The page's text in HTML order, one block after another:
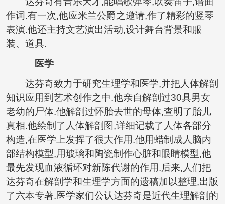
作词.有一次,他应米兰公爵之邀请,作了精彩的竖琴
表演.他还主持文艺演出活动,设计舞台背景和服
装、道具.
医学
达芬奇致力于研究生理学和医学,并把人体解剖
知识应用到艺术创作之中.他亲自解剖过30具男女
老幼的尸体.他解剖过怀胎去世的母体,查明了胎儿
真相.他绘制了人体解剖图,详细记载了人体各部分
构造,在医学上发挥了很大作用.他用蜡制成人脑内
部结构模型,用玻璃和陶瓷制作心脏和眼睛模型,他
最先发现血液循环对新陈代谢的作用.后来,人们把
达芬奇在解剖学和生理学方面的遗稿加以整理,出版
了六本专著.医学家们公认达芬奇是近代生理解剖的